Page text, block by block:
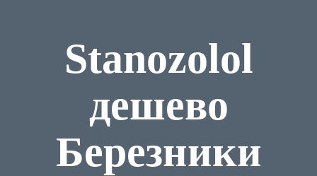
Stanozolol
дешево
Березники